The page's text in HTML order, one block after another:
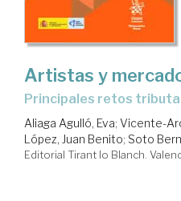
Artistas y
principales retos
Aliaga Agulló, Eva; Vicente-
López, Juan Benito; Soto
Editorial Tirant lo Blanch.